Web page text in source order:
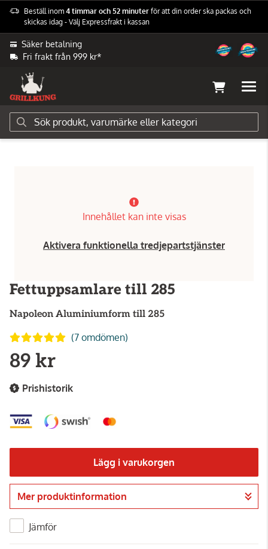
Beställ inom 4 timmar och 52 minuter för att din order ska packas och
skickas idag - Välj Expressfrakt i kassan
Säker betalning
Fri frakt från 999 kr*
Grilltillbehör Napoleon Övriga tillbehör
Innehållet kan inte visas
Aktivera funktionella tredjepartstjänster
Fettuppsamlare till 285
Napoleon Aluminiumform till 285
(7 omdömen)
89 kr
Prishistorik
Lägg i varukorgen
Gå till kassan
Mer produktinformation
Jämför